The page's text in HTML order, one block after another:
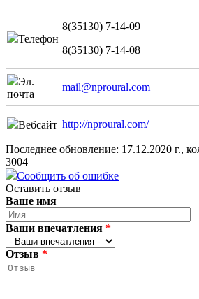
Телефон
8(35130) 7-14-09
8(35130) 7-14-08
Эл.
почта
mail@nproural.com
Вебсайт http://nproural.com/
Последнее обновление: 17.12.2020 г.,
3004
Сообщить об ошибке
Оставить отзыв
Ваше имя
Ваши впечатления *
Отзыв *